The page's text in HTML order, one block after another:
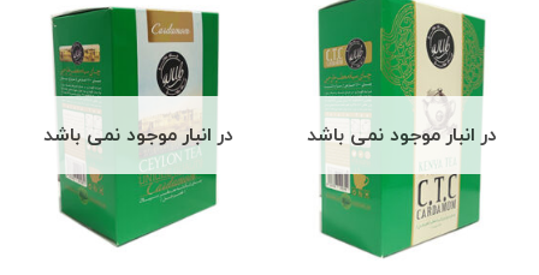
در انبار موجود نمی باشد در انبار موجود نمی باشد